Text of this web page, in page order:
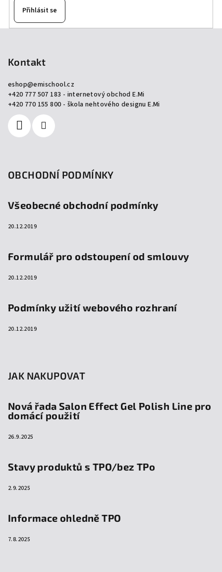
Přihlásit se
Kontakt
eshop@emischool.cz
+420 777 507 183 - internetový obchod E.Mi
+420 770 155 800 - škola nehtového designu E.Mi
OBCHODNÍ PODMÍNKY
Všeobecné obchodní podmínky
20.12.2019
Formulář pro odstoupení od smlouvy
20.12.2019
Podmínky užití webového rozhraní
20.12.2019
JAK NAKUPOVAT
Nová řada Salon Effect Gel Polish Line pro
domácí použití
26.9.2025
Stavy produktů s TPO/bez TPo
2.9.2025
Informace ohledně TPO
7.8.2025